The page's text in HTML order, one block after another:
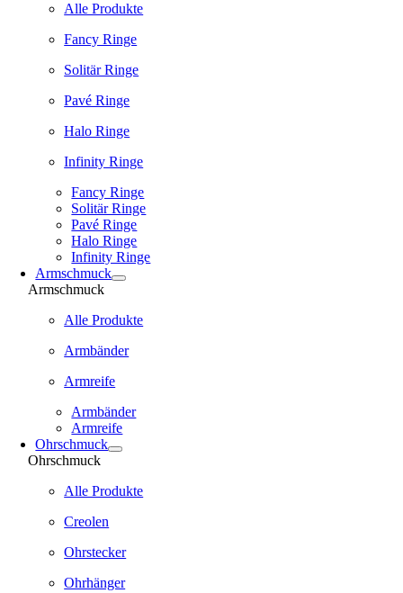
Alle Produkte
Fancy Ringe
Solitär Ringe
Pavé Ringe
Halo Ringe
Infinity Ringe
Fancy Ringe
Solitär Ringe
Pavé Ringe
Halo Ringe
Infinity Ringe
Armschmuck
Armschmuck
Alle Produkte
Armbänder
Armreife
Armbänder
Armreife
Ohrschmuck
Ohrschmuck
Alle Produkte
Creolen
Ohrstecker
Ohrhänger